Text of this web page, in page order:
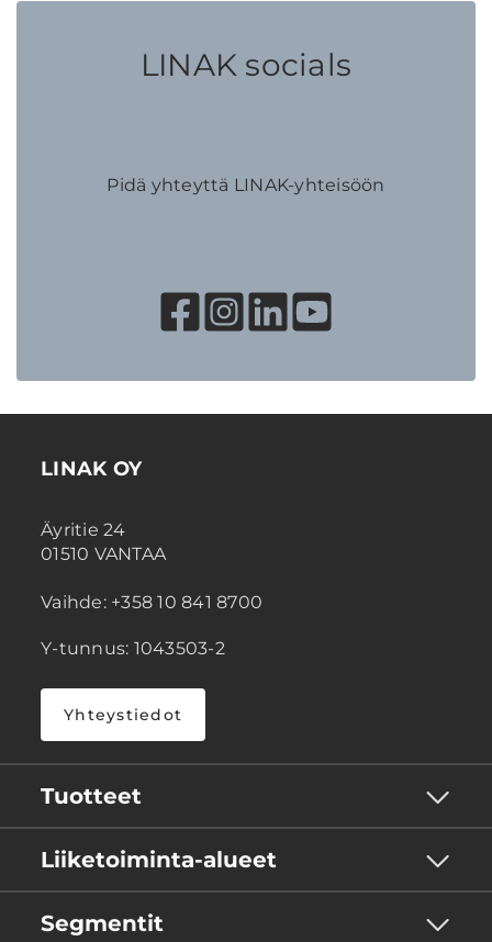
LINAK socials
Pidä yhteyttä LINAK-yhteisöön
LINAK OY
Äyritie 24
01510 VANTAA
Vaihde: +358 10 841 8700
Y-tunnus: 1043503-2
Yhteystiedot
Tuotteet
Liiketoiminta-alueet
Segmentit